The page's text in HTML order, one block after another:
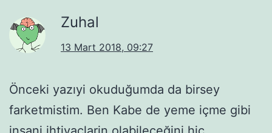
Zuhal
13 Mart 2018, 09:27
Önceki yazıyi okuduğumda da birsey
farketmistim. Ben Kabe de yeme içme gibi